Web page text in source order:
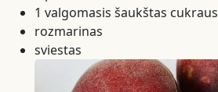
1 valgomasis šaukštas cukraus
rozmarinas
sviestas